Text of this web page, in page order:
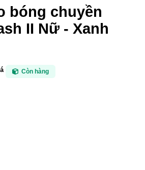
bóng chuyền
II Nữ - Xanh
Còn hàng